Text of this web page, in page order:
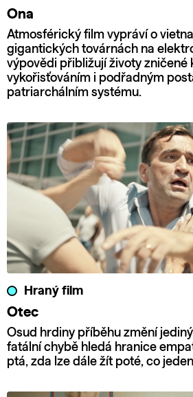
Ona
Atmosférický film vypráví o
gigantických továrnách na
výpovědi přibližují životy
vykořisťováním i podřadným
patriarchálním systému.
Hraný film
Otec
Osud hrdiny příběhu změní
fatální chybě hledá hranice
ptá, zda lze dále žít poté, co